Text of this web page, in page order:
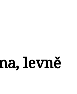
levně